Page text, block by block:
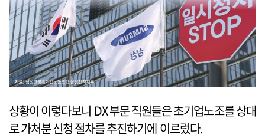
상황이 이렇다보니 DX 부문 직원들은 초기업노조를 상대
로 가처분 신청 절차를 추진하기에 이르렀다.